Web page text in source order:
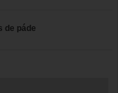
de páde